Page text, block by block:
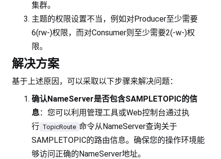
集群。
主题的权限设置不当，例如对Producer至少需要
6(rw-)权限，而对Consumer则至少需要2(-w-)权
限。
解决方案
基于上述原因，可以采取以下步骤来解决问题：
确认NameServer是否包含SAMPLETOPIC的信
息：您可以利用管理工具或Web控制台通过执
行 TopicRoute 命令从NameServer查询关于
SAMPLETOPIC的路由信息。确保您的操作环境能
够访问正确的NameServer地址。